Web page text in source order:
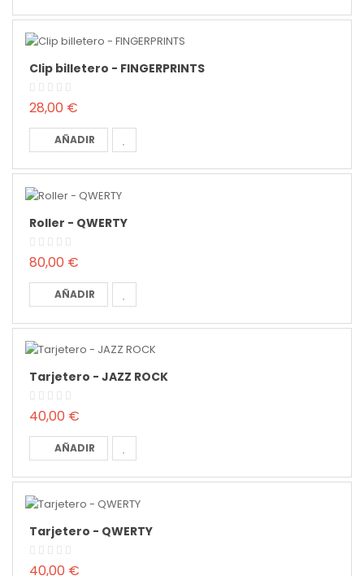
Clip billetero - FINGERPRINTS
28,00 €
AÑADIR
Roller - QWERTY
80,00 €
AÑADIR
Tarjetero - JAZZ ROCK
40,00 €
AÑADIR
Tarjetero - QWERTY
40,00 €